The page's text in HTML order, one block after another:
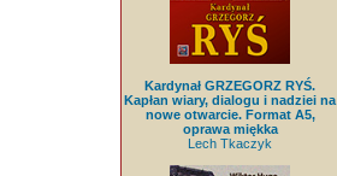
Kardynał GRZEGORZ RYŚ.
Kapłan wiary, dialogu i nadziei na
nowe otwarcie. Format A5,
oprawa miękka
Lech Tkaczyk